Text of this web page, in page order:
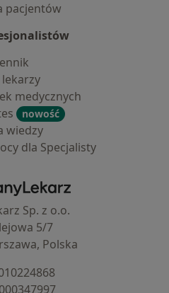
pacjentów
lekarzy
medycznych
nowość
wiedzy
dla Specjalisty
ZnanyLekarz - Strona główna
Sp. z o.o.
5/7
Polska